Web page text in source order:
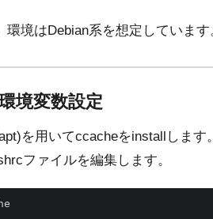
境はDebian系を想定しています
境変数設定
を用いてccacheをinstallしま
ファイルを編集します。